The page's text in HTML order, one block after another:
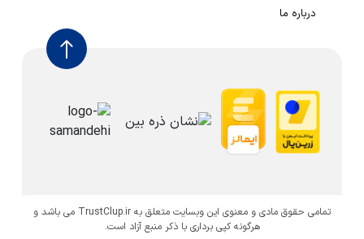
درباره ما
تمامی حقوق مادی و معنوی این وبسایت متعلق به TrustClup.ir می باشد و
هرگونه کپی برداری با ذکر منبع آزاد است.